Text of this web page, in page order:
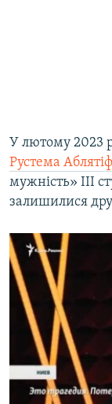
У лютому 2023
Рустема
мужність» ІІІ
залишилися
No